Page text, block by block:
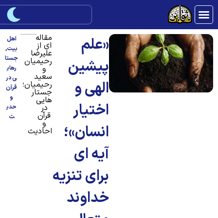
«علم
پیشین
الهی و
اختیار
انسان»؛
آیه‌ ای
برای تنزیه
خداوند
مقاله
ای از
علیرضا
رحیمیان
و
سعید
رحیمیان؛
جستار
هایی
در
قرآن
احادیث
اهل
بیت,
جستا
رهای
ی در
قرآن
حدی